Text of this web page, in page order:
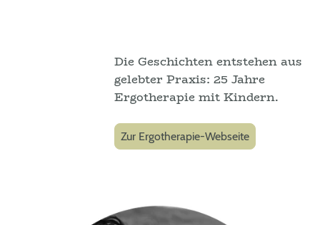
Die Geschichten entstehen aus
gelebter Praxis: 25 Jahre
Ergotherapie mit Kindern.
Zur Ergotherapie-Webseite